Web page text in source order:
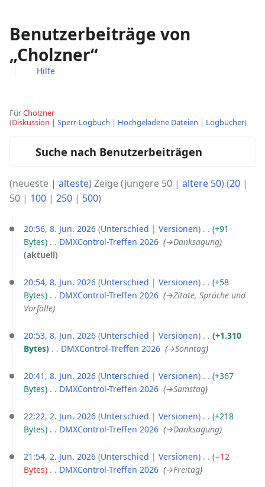
Benutzerbeiträge von
„Cholzner“
Hilfe
FürCholzner
Diskussion
Sperr-Logbuch Hochgeladene Dateien Logbücher
Suche nach Benutzerbeiträgen
(neueste | älteste) Zeige (jüngere 50 | ältere 50) (20 |
50 | 100 | 250 | 500)
Juni
2026
20:56, 8. Jun. 2026 Unterschied Versionen
+91
Bytes
DMXControl-Treffen 2026
→‎Danksagung
aktuell
20:54, 8. Jun. 2026 Unterschied Versionen
+58
Bytes
DMXControl-Treffen 2026
→‎Zitate, Sprüche und
Vorfälle
20:53, 8. Jun. 2026 Unterschied Versionen
+1.310
Bytes
DMXControl-Treffen 2026 →‎Sonntag
20:41, 8. Jun. 2026 Unterschied Versionen
+367
Bytes
DMXControl-Treffen 2026 →‎Samstag
Juni
2026
22:22, 2. Jun. 2026 Unterschied Versionen
+218
Bytes
DMXControl-Treffen 2026 →‎Danksagung
21:54, 2. Jun. 2026 Unterschied Versionen
−12
Bytes
DMXControl-Treffen 2026 →‎Freitag